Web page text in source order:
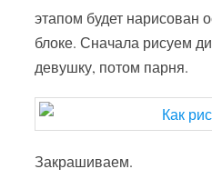
этапом будет нарисован
блоке. Сначала рисуем
девушку, потом парня.
Закрашиваем.